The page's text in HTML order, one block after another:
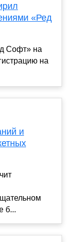
«Ред
Софт» на
на
и
б...